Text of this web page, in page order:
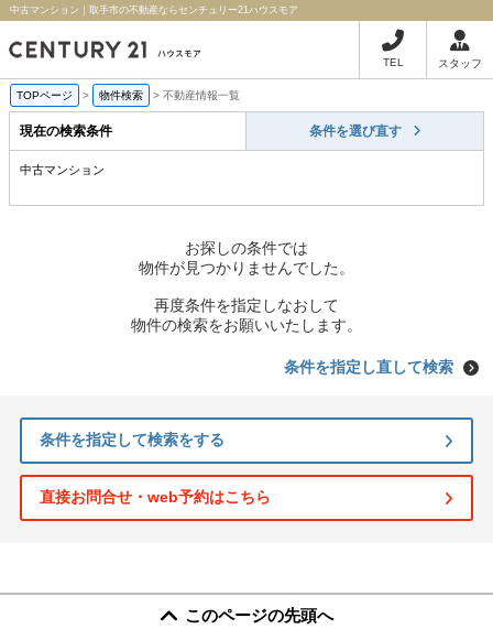
中古マンション｜取手市の不動産ならセンチュリー21ハウスモア
TEL スタッフ
TOPページ > 物件検索 > 不動産情報一覧
現在の検索条件 条件を選び直す
中古マンション
お探しの条件では
物件が見つかりませんでした。
再度条件を指定しなおして
物件の検索をお願いいたします。
条件を指定し直して検索
条件を指定して検索をする
直接お問合せ・web予約はこちら
このページの先頭へ